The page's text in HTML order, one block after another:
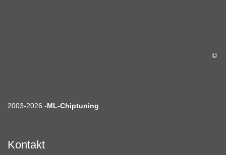
©
2003-2026 -ML-Chiptuning
Kontakt